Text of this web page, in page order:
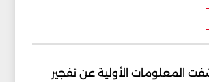
المعلومات الأولية عن تفجير